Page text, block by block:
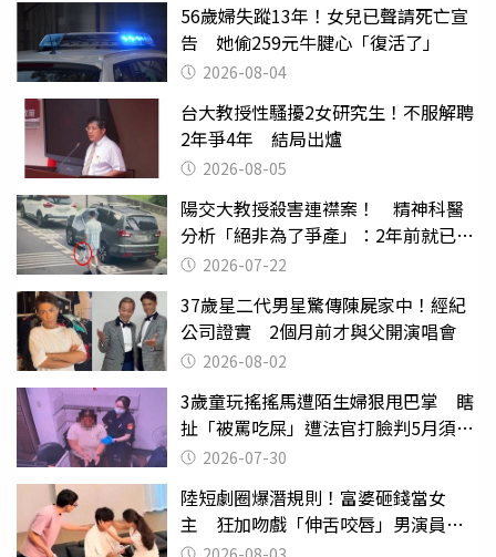
56歲婦失蹤13年！女兒已聲請死亡宣
告 她偷259元牛腱心「復活了」
2026-08-04
台大教授性騷擾2女研究生！不服解聘
2年爭4年 結局出爐
2026-08-05
陽交大教授殺害連襟案！ 精神科醫
分析「絕非為了爭產」：2年前就已言
行詭異
2026-07-22
37歲星二代男星驚傳陳屍家中！經紀
公司證實 2個月前才與父開演唱會
2026-08-02
3歲童玩搖搖馬遭陌生婦狠甩巴掌 瞎
扯「被罵吃屎」遭法官打臉判5月須入
監 2026-07-30
陸短劇圈爆潛規則！富婆砸錢當女
主 狂加吻戲「伸舌咬唇」男演員崩
潰